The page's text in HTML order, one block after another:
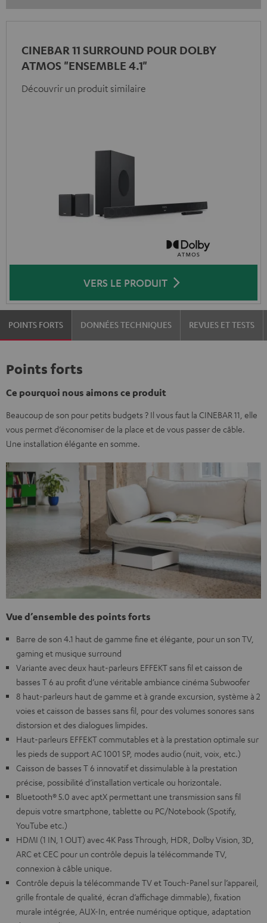
CINEBAR 11 SURROUND POUR DOLBY
ATMOS "ENSEMBLE 4.1"
Découvrir un produit similaire
VERS LE PRODUIT
POINTS FORTS DONNÉES TECHNIQUES REVUES ET TESTS
Points forts
Ce pourquoi nous aimons ce produit
Beaucoup de son pour petits budgets ? Il vous faut la CINEBAR 11, elle
vous permet d’économiser de la place et de vous passer de câble.
Une installation élégante en somme.
Vue d’ensemble des points forts
Barre de son 4.1 haut de gamme fine et élégante, pour un son TV,
gaming et musique surround
Variante avec deux haut-parleurs EFFEKT sans fil et caisson de
basses T 6 au profit d’une véritable ambiance cinéma Subwoofer
8 haut-parleurs haut de gamme et à grande excursion, système à 2
voies et caisson de basses sans fil, pour des volumes sonores sans
distorsion et des dialogues limpides.
Haut-parleurs EFFEKT commutables et à la prestation optimale sur
les pieds de support AC 1001 SP, modes audio (nuit, voix, etc.)
Caisson de basses T 6 innovatif et dissimulable à la prestation
précise, possibilité d’installation verticale ou horizontale.
Bluetooth® 5.0 avec aptX permettant une transmission sans fil
depuis votre smartphone, tablette ou PC/Notebook (Spotify,
YouTube etc.)
HDMI (1 IN, 1 OUT) avec 4K Pass Through, HDR, Dolby Vision, 3D,
ARC et CEC pour un contrôle depuis la télécommande TV,
connexion à câble unique.
Contrôle depuis la télécommande TV et Touch-Panel sur l’appareil,
grille frontale de qualité, écran d’affichage dimmable), fixation
murale intégrée, AUX-In, entrée numérique optique, adaptation